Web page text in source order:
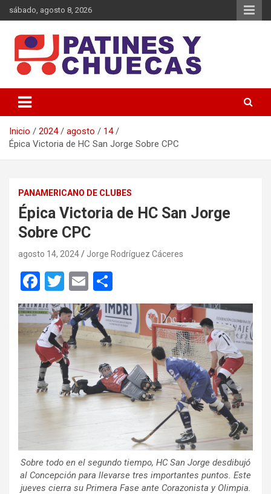
Saltar
al
sábado, agosto 8, 2026
Patines y Chuecas
Inicio 2024 agosto
14
Épica Victoria de HC San Jorge Sobre CPC
PANAMERICANO DE CLUBES
Épica Victoria de HC San Jorge
Sobre CPC
agosto 14, 2024 Jorge Rodríguez Cáceres
F
a
ce
b
o
o
k
T
wi
tt
er
E
m
ail
o
m
p
ar
tir
Sobre todo en el segundo tiempo, HC San Jorge desdibujó
al Concepción para llevarse tres importantes puntos. Este
jueves cierra su Primera Fase ante Corazonista y Olimpia.